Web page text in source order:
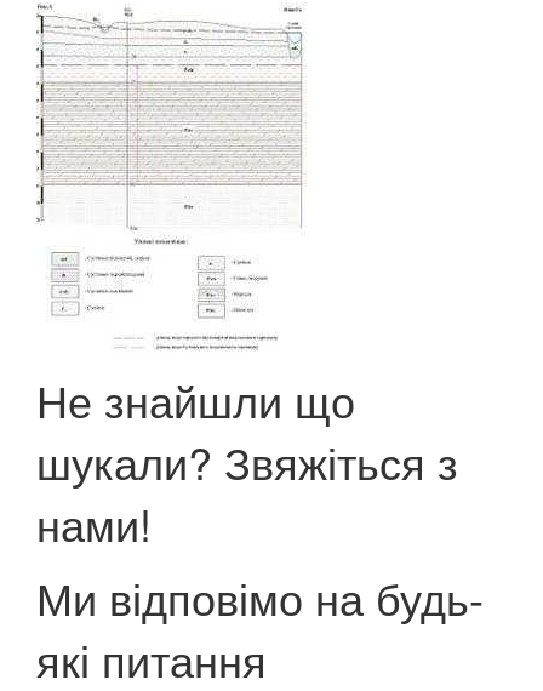
Не знайшли що
шукали? Звяжіться з
нами!
Ми відповімо на будь-
які питання